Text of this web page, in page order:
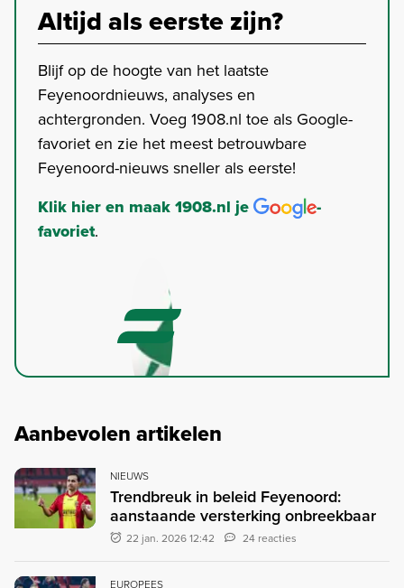
Altijd als eerste zijn?
Blijf op de hoogte van het laatste
Feyenoordnieuws, analyses en
achtergronden. Voeg 1908.nl toe als Google-
favoriet en zie het meest betrouwbare
Feyenoord-nieuws sneller als eerste!
Klik hier en maak 1908.nl je
-
favoriet.
Aanbevolen artikelen
NIEUWS
Trendbreuk in beleid Feyenoord:
aanstaande versterking onbreekbaar
22 jan. 2026 12:42 24 reacties
EUROPEES